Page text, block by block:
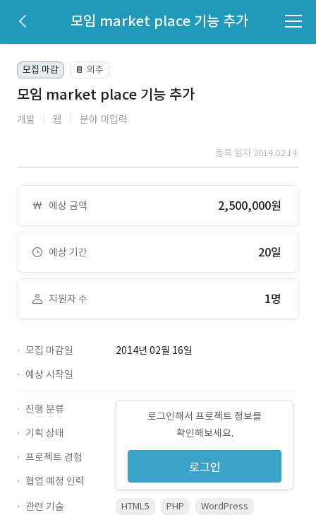
모임 market place 기능 추가
모집 마감 📔 외주
모임 market place 기능 추가
개발 웹 분야 미입력
등록 일자 2014.02.14.
예상 금액 2,500,000원
예상 기간 20일
지원자 수 1명
모집 마감일
2014년 02월 16일
예상 시작일
로그인해서 프로젝트 정보를
확인해보세요.
로그인
진행 분류
기획 상태
프로젝트 경험
협업 예정 인력
관련 기술
HTML5 PHP WordPress